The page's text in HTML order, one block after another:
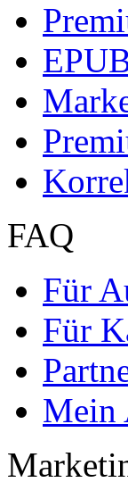
FAQ
Für
Für
Mein